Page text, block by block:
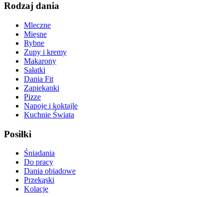
Rodzaj dania
Mleczne
Mięsne
Rybne
Zupy i kremy
Makarony
Sałatki
Dania Fit
Zapiekanki
Pizze
Napoje i koktajle
Kuchnie Świata
Posiłki
Śniadania
Do pracy
Dania obiadowe
Przekąski
Kolacje